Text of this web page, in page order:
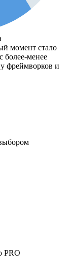
момент стало
более-менее
фреймворков и
PRO